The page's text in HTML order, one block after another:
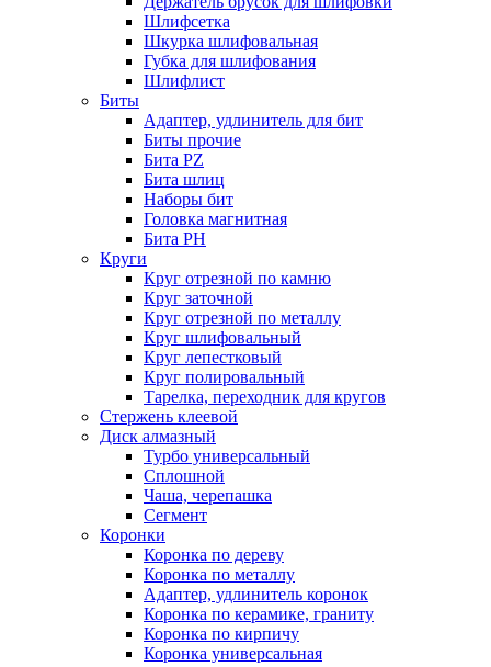
Шлифсетка
Шкурка шлифовальная
Губка для шлифования
Шлифлист
Биты
Адаптер, удлинитель для бит
Биты прочие
Бита PZ
Бита шлиц
Наборы бит
Головка магнитная
Бита PH
Круги
Круг отрезной по камню
Круг заточной
Круг отрезной по металлу
Круг шлифовальный
Круг лепестковый
Круг полировальный
Тарелка, переходник для кругов
Стержень клеевой
Диск алмазный
Турбо универсальный
Сплошной
Чаша, черепашка
Сегмент
Коронки
Коронка по дереву
Коронка по металлу
Адаптер, удлинитель коронок
Коронка по керамике, граниту
Коронка по кирпичу
Коронка универсальная